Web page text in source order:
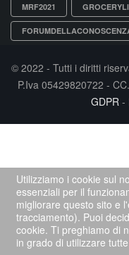
MRF2021
© 2022 - Tutti i diritti
P.Iva 05429820722 -
GDPR -
Utilizziamo i cookie sul
essenziali per il
migliorare questo sito e
tracciamento). Puoi
cookie. Ti preghiamo di
in grado di utilizzare